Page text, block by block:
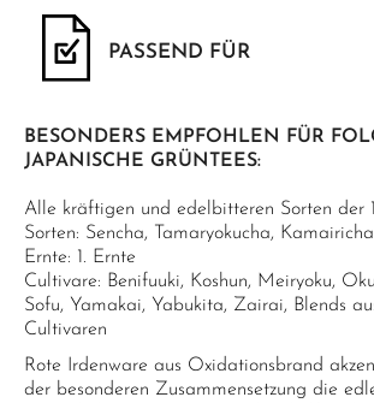
PASSEND FÜR
BESONDERS EMPFOHLEN FÜR
JAPANISCHE GRÜNTEES:
Alle kräftigen und edelbitteren Sorten der
Sorten: Sencha, Tamaryokucha, Kamairicha
Ernte: 1. Ernte
Cultivare: Benifuuki, Koshun, Meiryoku,
Sofu, Yamakai, Yabukita, Zairai, Blends
Cultivaren
Rote Irdenware aus Oxidationsbrand
der besonderen Zusammensetzung die